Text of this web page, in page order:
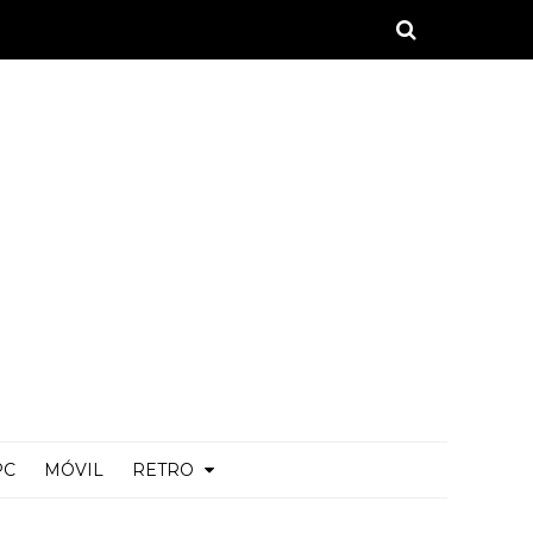
MÓVIL RETRO